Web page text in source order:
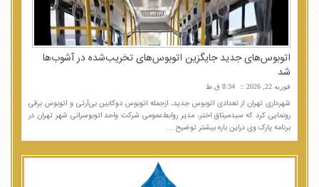
اتوبوس‌های جدید جایگزین اتوبوس‌های تخریب‌شده در آشوب‌ها
شد
فوریه 22, 2026 8:34 ق.ظ
شهرداری تهران از تعدادی اتوبوس جدید، ازجمله اتوبوس دوکابین بی‌آرتی و اتوبوس برقی
رونمایی کرد که سیدمیثاق اختر، مدیر روابط‌عمومی شرکت واحد اتوبوسرانی شهر تهران در
برنامه پارک وی دراین باره بیشتر توضیح ...